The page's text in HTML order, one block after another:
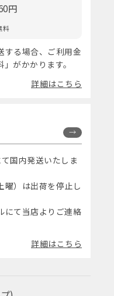
円
料
る場合、ご利用金
がかかります。
詳細はこちら
国内発送いたしま
）は出荷を停止し
にて当店よりご連絡
詳細はこちら